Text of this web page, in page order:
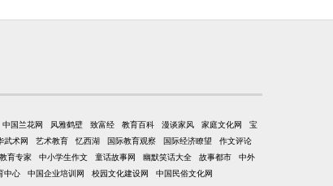
中国兰花网 风雅鹤壁 致富经 教育百科 漫谈家风 家庭文化网
宝
武术网 艺术教育 忆西湖 国际教育观察 国际经济瞭望
作文评论
育专家 中小学生作文 童话故事网 幽默笑话大全 故事都市
中外
中心 中国企业培训网 校园文化建设网 中国民俗文化网